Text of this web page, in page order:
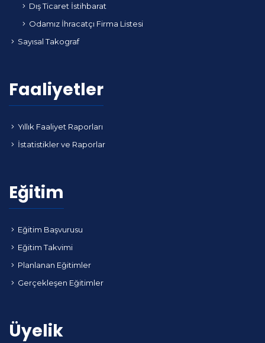
Dış Ticaret İstihbarat
Odamız İhracatçı Firma Listesi
Sayısal Takograf
Faaliyetler
Yıllık Faaliyet Raporları
İstatistikler ve Raporlar
Eğitim
Eğitim Başvurusu
Eğitim Takvimi
Planlanan Eğitimler
Gerçekleşen Eğitimler
Üyelik